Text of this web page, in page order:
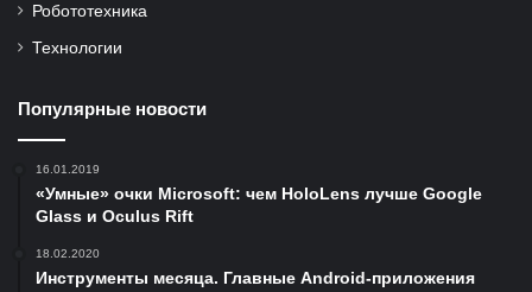
Робототехника
Технологии
Популярные новости
16.01.2019
«Умные» очки Microsoft: чем HoloLens лучше Google
Glass и Oculus Rift
18.02.2020
Инструменты месяца. Главные Android-приложения